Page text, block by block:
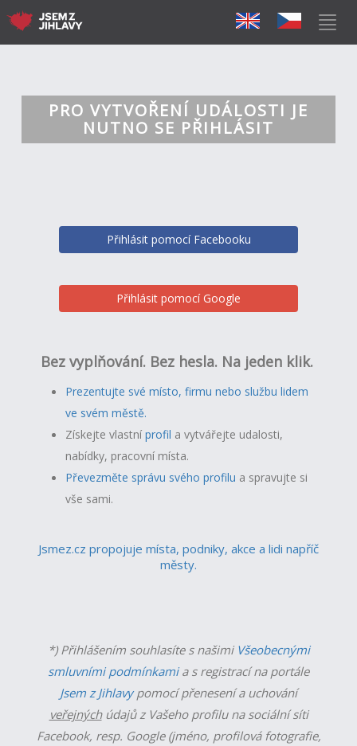
PRO VYTVOŘENÍ UDÁLOSTI JE
NUTNO SE PŘIHLÁSIT
Přihlásit pomocí Facebooku
Přihlásit pomocí Google
Bez vyplňování. Bez hesla. Na jeden klik.
Prezentujte své místo, firmu nebo službu lidem
ve svém městě.
Získejte vlastníprofil a vytvářejte udalosti,
nabídky, pracovní místa.
Převezměte správu svého profilu a spravujte si
vše sami.
Jsmez.cz propojuje místa, podniky, akce a lidi napříč
městy.
*) Přihlášením souhlasíte s našimi Všeobecnými
smluvními podmínkamia s registrací na portále
Jsem z Jihlavypomocí přenesení a uchování
veřejnýchúdajů z Vašeho profilu na sociální síti
Facebook, resp. Google (jméno, profilová fotografie,